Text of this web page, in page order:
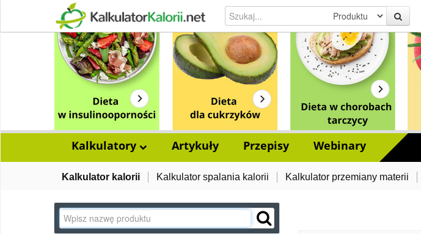
Kalkulatory Artykuły Przepisy Webinary
Kalkulator kalorii Kalkulator spalania kalorii Kalkulator przemiany materii